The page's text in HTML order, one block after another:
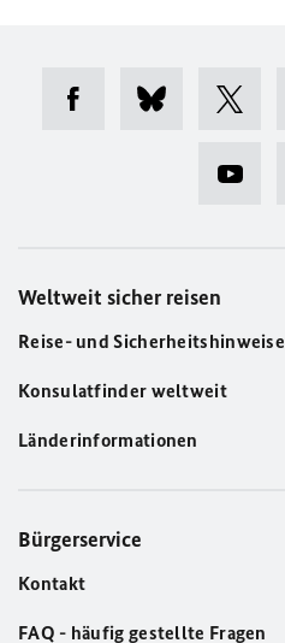
Weltweit sicher reisen
Reise- und Sicherheitshinweise
Konsulatfinder weltweit
Länderinformationen
Bürgerservice
Kontakt
FAQ - häufig gestellte Fragen